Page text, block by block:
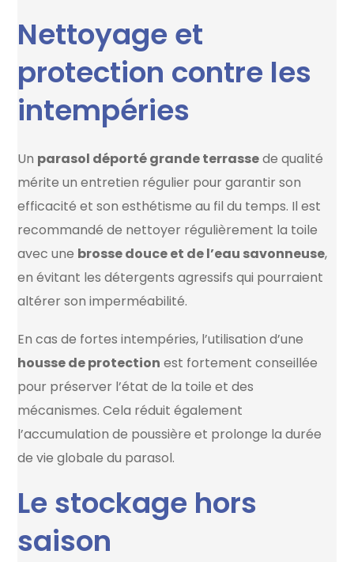
Nettoyage et
protection contre les
intempéries
Un parasol déporté grande terrassede qualité
mérite un entretien régulier pour garantir son
efficacité et son esthétisme au fil du temps. Il est
recommandé de nettoyer régulièrement la toile
avec une brosse douce et de l’eau savonneuse,
en évitant les détergents agressifs qui pourraient
altérer son imperméabilité.
En cas de fortes intempéries, l’utilisation d’une
housse de protection est fortement conseillée
pour préserver l’état de la toile et des
mécanismes. Cela réduit également
l’accumulation de poussière et prolonge la durée
de vie globale du parasol.
Le stockage hors
saison